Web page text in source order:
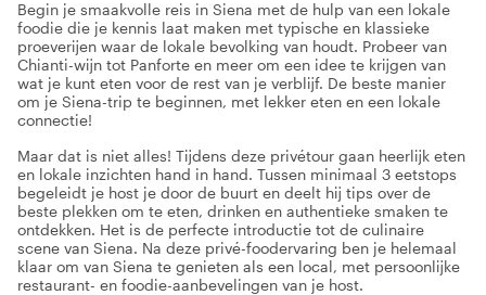
Begin je smaakvolle reis in Siena met de hulp van een lokale
foodie die je kennis laat maken met typische en klassieke
proeverijen waar de lokale bevolking van houdt. Probeer van
Chianti-wijn tot Panforte en meer om een idee te krijgen van
wat je kunt eten voor de rest van je verblijf. De beste manier
om je Siena-trip te beginnen, met lekker eten en een lokale
connectie!
Maar dat is niet alles! Tijdens deze privétour gaan heerlijk eten
en lokale inzichten hand in hand. Tussen minimaal 3 eetstops
begeleidt je host je door de buurt en deelt hij tips over de
beste plekken om te eten, drinken en authentieke smaken te
ontdekken. Het is de perfecte introductie tot de culinaire
scene van Siena. Na deze privé-foodervaring ben je helemaal
klaar om van Siena te genieten als een local, met persoonlijke
restaurant- en foodie-aanbevelingen van je host.